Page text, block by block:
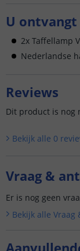
U
2x Taffellamp
Nederlandse
Reviews
Dit product is nog
Bekijk alle 0
Vraag &
Er is nog geen
Bekijk alle Vraag